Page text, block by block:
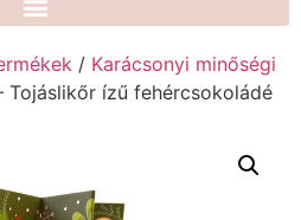
/ Karácsonyi minőségi
Tojáslikőr ízű fehércsokoládé